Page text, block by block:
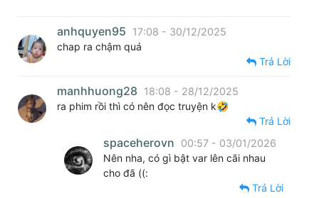
anhquyen95
17:08 - 30/12/2025
chap ra chậm quá
Trả Lời
manhhuong28
18:08 - 28/12/2025
ra phim rồi thì có nên đọc truyện k🤣
Trả Lời
spaceherovn
00:57 - 03/01/2026
Nên nha, có gì bật var lên cãi nhau
cho đã ((:
Trả Lời